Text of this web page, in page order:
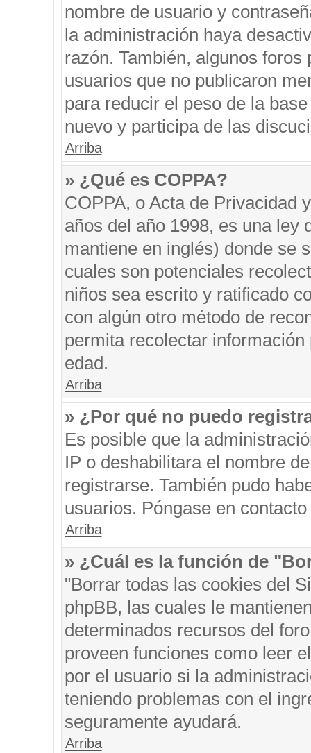
nombre de usuario y
la administración haya
razón. También, algunos
usuarios que no publicaron
para reducir el peso de la
nuevo y participa de las
Arriba
» ¿Qué es COPPA?
COPPA, o Acta de Privacidad
años del año 1998, es una ley
mantiene en inglés) donde se
cuales son potenciales
niños sea escrito y ratificado
con algún otro método de
permita recolectar
edad.
Arriba
» ¿Por qué no puedo
Es posible que la
IP o deshabilitara el nombre
registrarse. También pudo
usuarios. Póngase en
Arriba
» ¿Cuál es la función de
"Borrar todas las cookies del
phpBB, las cuales le
determinados recursos del
proveen funciones como leer
por el usuario si la
teniendo problemas con el
seguramente ayudará.
Arriba